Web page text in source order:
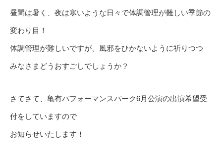
昼間は暑く、夜は寒いような日々で体調管理が難しい季節の
変わり目！
体調管理が難しいですが、風邪をひかないように祈りつつ
みなさまどうおすごしでしょうか？
さてさて、亀有パフォーマンスパーク6月公演の出演希望受
付をしていますので
お知らせいたします！